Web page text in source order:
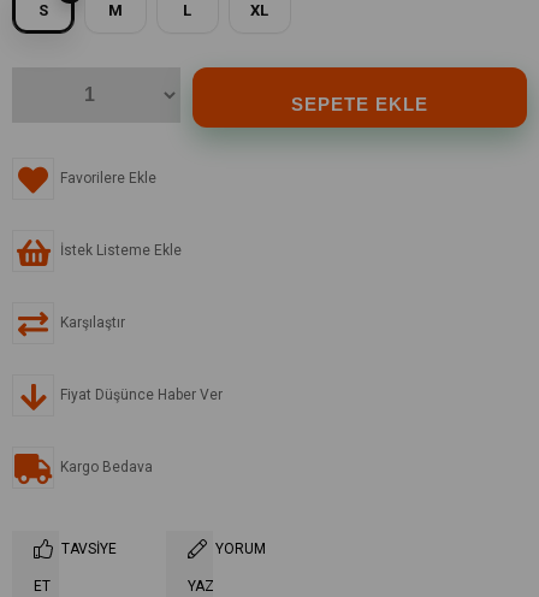
S M L XL
Favorilere Ekle
İstek Listeme Ekle
Karşılaştır
Fiyat Düşünce Haber Ver
Kargo Bedava
TAVSIYE
ET
YORUM
YAZ